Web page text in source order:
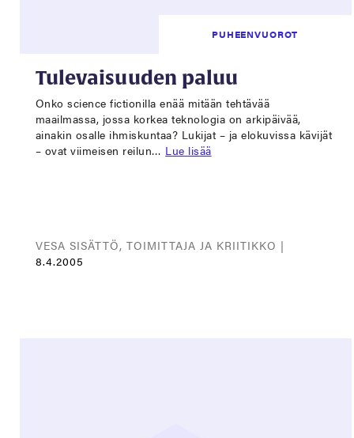
PUHEENVUOROT
Tulevaisuuden paluu
Onko science fictionilla enää mitään tehtävää
maailmassa, jossa korkea teknologia on arkipäivää,
ainakin osalle ihmiskuntaa? Lukijat – ja elokuvissa kävijät
– ovat viimeisen reilun… Lue lisää
VESA SISÄTTÖ, TOIMITTAJA JA KRIITIKKO |
8.4.2005